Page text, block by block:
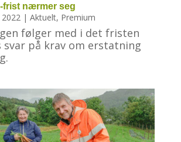
frist nærmer seg
| Aktuelt, Premium
følger med i det fristen
på krav om erstatning